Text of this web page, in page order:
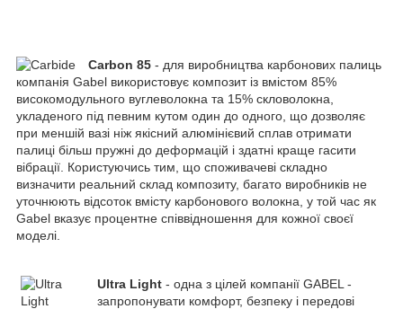
Carbon 85 - для виробництва карбонових палиць
компанія Gabel використовує композит із вмістом 85%
високомодульного вуглеволокна та 15% скловолокна,
укладеного під певним кутом один до одного, що дозволяє
при меншій вазі ніж якісний алюмінієвий сплав отримати
палиці більш пружні до деформацій і здатні краще гасити
вібрації. Користуючись тим, що споживачеві складно
визначити реальний склад композиту, багато виробників не
уточнюють відсоток вмісту карбонового волокна, у той час як
Gabel вказує процентне співвідношення для кожної своєї
моделі.
Ultra Light - одна з цілей компанії GABEL -
запропонувати комфорт, безпеку і передові